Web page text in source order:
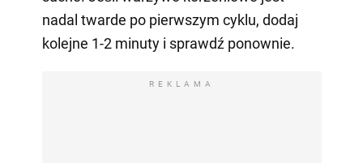
nadal twarde po pierwszym cyklu, dodaj
kolejne 1-2 minuty i sprawdź ponownie.
REKLAMA